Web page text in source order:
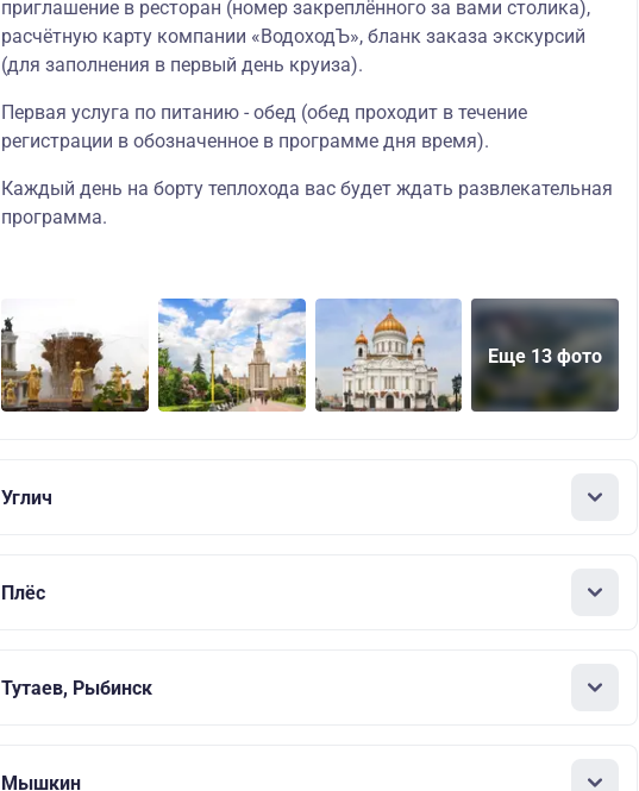
приглашение в ресторан (номер закреплённого за вами столика),
расчётную карту компании «ВодоходЪ», бланк заказа экскурсий
(для заполнения в первый день круиза).
Первая услуга по питанию - обед (обед проходит в течение
регистрации в обозначенное в программе дня время).
Каждый день на борту теплохода вас будет ждать развлекательная
программа.
Еще 13 фото
Углич
Плёс
Тутаев, Рыбинск
Мышкин